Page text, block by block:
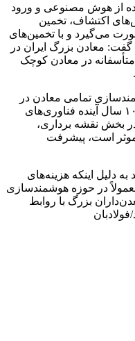
از هوش مصنوعی و ورود
اکتشاف، تخمین
می‌گیرد و با تخمین‌های
معادن بزرگ ایران در
در معادن کوچک
تمامی معادن در
آینده، تصریح کرد: پیش‌بینی می‌شود تا ۱۰ سال آینده فناوری‌های
بخش نقشه برداری،
است، پیشرفت
به دلیل اینکه هزینه‌های
در حوزه هوشمندسازی
بزرگ با روابط